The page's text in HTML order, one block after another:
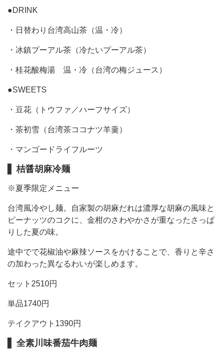
●DRINK
・日替わり台湾高山茶（温・冷）
・冰鎮プーアル茶（冷たいプーアル茶）
・桂花酸梅湯 温・冷（台湾の梅ジュース）
●SWEETS
・豆花（トウファ／ハーフサイズ）
・茶初雪（台湾茶ココナツ羊羹）
・マンゴードライフルーツ
桔醤胡麻冷麺
※夏季限定メニュー
台湾風冷やし麺。自家製の胡麻だれは濃厚な胡麻の風味と
ピーナッツのコクに、金柑のさわやかさが重なったさっぱ
りした夏の味。
途中でで花椒油や麻辣ソースをかけることで、香りと辛さ
の加わった異なるわいが楽しめます。
セット2510円
単品1740円
テイクアウト1390円
全素川味番茄牛肉麺